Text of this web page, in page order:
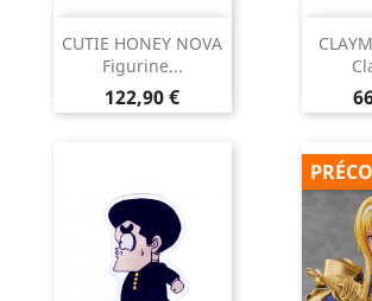
CUTIE HONEY NOVA
Figurine...
Prix
122,90 €